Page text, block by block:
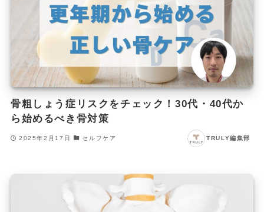
骨粗しょう症リスクをチェック！30代・40代か
ら始めるべき骨対策
2025年2月17日 セルフケア TRULY編集部